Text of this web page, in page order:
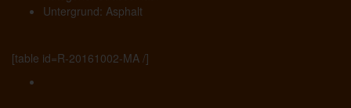
Untergrund: Asphalt
[table id=R-20161002-MA /]